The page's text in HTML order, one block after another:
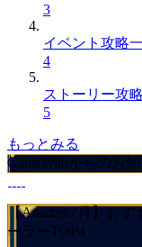
3
イベント攻略
4
ストーリー攻
5
もっとみる
GameWithからのお
【Amazon7月】お
ーラーTOP4